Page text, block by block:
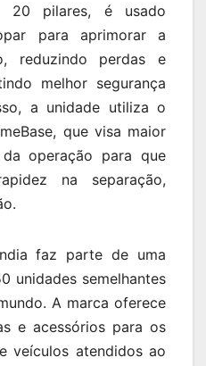
20 pilares, é usado
para aprimorar a
reduzindo perdas e
melhor segurança
a unidade utiliza o
que visa maior
operação para que
na separação,
faz parte de uma
unidades semelhantes
A marca oferece
e acessórios para os
veículos atendidos ao